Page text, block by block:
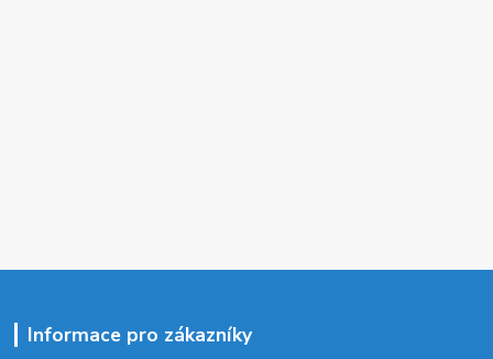
Informace pro zákazníky